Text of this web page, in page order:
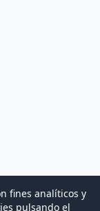
fines analíticos y
pulsando el